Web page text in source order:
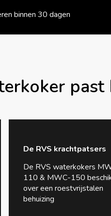
binnen 30 dagen
past
De RVS krachtpatsers
De RVS waterkokers
110 & MWC-150
over een roestvrijstalen
behuizing